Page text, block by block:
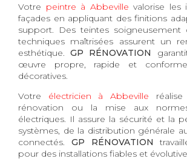
Votre peintre à Abbeville valorise les
façades en appliquant des finitions
support. Des teintes soigneusement
techniques maîtrisées assurent un
esthétique.GP RÉNOVATION
œuvre propre, rapide et
décoratives.
Votre électricien à Abbeville réalise
rénovation ou la mise aux
électriques. Il assure la sécurité et la
systèmes, de la distribution générale
connectés. GP RÉNOVATION
pour des installations fiables et